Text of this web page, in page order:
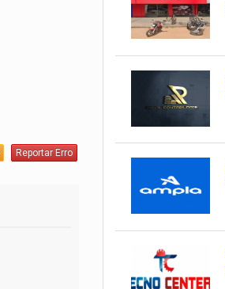
Reportar Erro